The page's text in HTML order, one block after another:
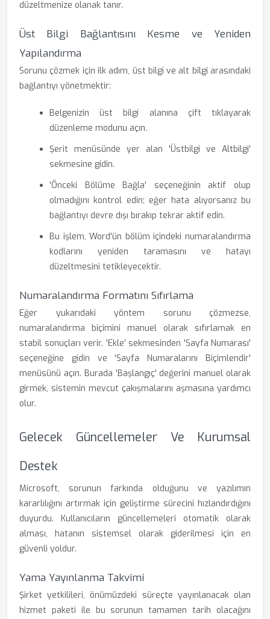
düzeltmenize olanak tanır.
Üst Bilgi Bağlantısını Kesme ve Yeniden
Yapılandırma
Sorunu çözmek için ilk adım, üst bilgi ve alt bilgi arasındaki
bağlantıyı yönetmektir:
Belgenizin üst bilgi alanına çift tıklayarak
düzenleme modunu açın.
Şerit menüsünde yer alan 'Üstbilgi ve Altbilgi'
sekmesine gidin.
'Önceki Bölüme Bağla' seçeneğinin aktif olup
olmadığını kontrol edin; eğer hata alıyorsanız bu
bağlantıyı devre dışı bırakıp tekrar aktif edin.
Bu işlem, Word'ün bölüm içindeki numaralandırma
kodlarını yeniden taramasını ve hatayı
düzeltmesini tetikleyecektir.
Numaralandırma Formatını Sıfırlama
Eğer yukarıdaki yöntem sorunu çözmezse,
numaralandırma biçimini manuel olarak sıfırlamak en
stabil sonuçları verir. 'Ekle' sekmesinden 'Sayfa Numarası'
seçeneğine gidin ve 'Sayfa Numaralarını Biçimlendir'
menüsünü açın. Burada 'Başlangıç' değerini manuel olarak
girmek, sistemin mevcut çakışmalarını aşmasına yardımcı
olur.
Gelecek Güncellemeler Ve Kurumsal
Destek
Microsoft, sorunun farkında olduğunu ve yazılımın
kararlılığını artırmak için geliştirme sürecini hızlandırdığını
duyurdu. Kullanıcıların güncellemeleri otomatik olarak
alması, hatanın sistemsel olarak giderilmesi için en
güvenli yoldur.
Yama Yayınlanma Takvimi
Şirket yetkilileri, önümüzdeki süreçte yayınlanacak olan
hizmet paketi ile bu sorunun tamamen tarih olacağını